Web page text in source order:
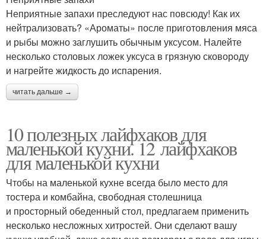
Неприятные запахи преследуют нас повсюду! Как их
нейтрализовать? «Ароматы» после приготовления мяса
и рыбы можно заглушить обычным уксусом. Налейте
несколько столовых ложек уксуса в грязную сковороду
и нагрейте жидкость до испарения.
читать дальше →
10 полезных лайфхаков для
маленькой кухни. 12 лайфхаков
для маленькой кухни
Чтобы на маленькой кухне всегда было место для
тостера и комбайна, свободная столешница
и просторный обеденный стол, предлагаем применить
несколько несложных хитростей. Они сделают вашу